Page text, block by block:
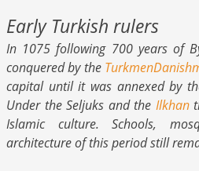
Early Turkish rulers
In 1075 following 700 years of
conquered by the Turkmen
capital until it was annexed by
Under the Seljuks and the Ilkhan
Islamic culture. Schools,
architecture of this period still